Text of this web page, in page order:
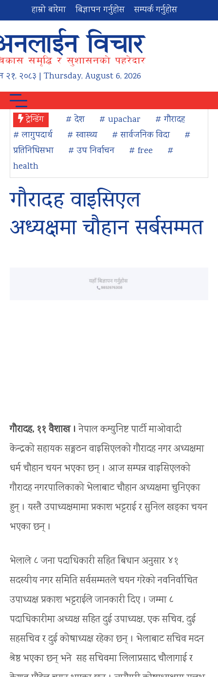
हाम्रो बारेमा बिज्ञापन गर्नुहोस सम्पर्क गर्नुहोस
२१, २०८३ | Thursday, August 6, 2026
ट्रेन्डिंग # देश # upachar
# गौरादह
# लागुपदार्थ
# स्वास्थ्य # सार्वजनिक विदा
#
प्रतिनिधिसभा
# उप निर्वाचन # free
#
health
गौरादह वाइसिएल
अध्यक्षमा चौहान सर्बसम्मत
गौरादह, ११ वैशाख । नेपाल कम्युनिष्ट पार्टी माओवादी
केन्द्रको सहायक सङ्गठन वाइसिएलको गौरादह नगर अध्यक्षमा
धर्म चौहान चयन भएका छन् । आज सम्पन्न वाइसिएलको
गौरादह नगरपालिकाको भेलाबाट चौहान अध्यक्षमा चुनिएका
हुन् । यस्तै उपाध्यक्षमामा प्रकाश भट्टराई र सुनिल खड्का चयन
भएका छन् ।
भेलाले ८ जना पदाधिकारी सहित बिधान अनुसार ४१
सदस्यीय नगर समिति सर्वसम्मतले चयन गरेको नवनिर्वाचित
उपाध्यक्ष प्रकाश भट्टराईले जानकारी दिए । जम्मा ८
पदाधिकारीमा अध्यक्ष सहित दुई उपाध्यक्ष, एक सचिव, दुई
सहसचिव र दुई कोषाध्यक्ष रहेका छन् । भेलाबाट सचिव मदन
श्रेष्ठ भएका छन् भने सह सचिवमा लिलाप्रसाद चौलागाई र